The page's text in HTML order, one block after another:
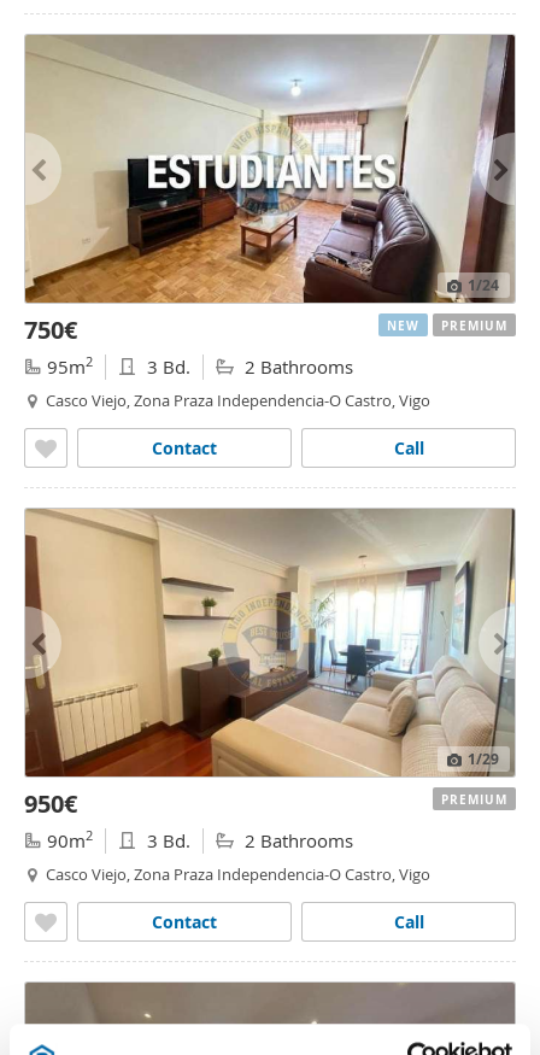
1/24
750€
95m2 3 Bd. 2 Bathrooms
Casco Viejo, Zona Praza Independencia-O Castro, Vigo
Call
Contact
NEW PREMIUM
1/29
950€
90m2 3 Bd. 2 Bathrooms
Casco Viejo, Zona Praza Independencia-O Castro, Vigo
Call
Contact
PREMIUM